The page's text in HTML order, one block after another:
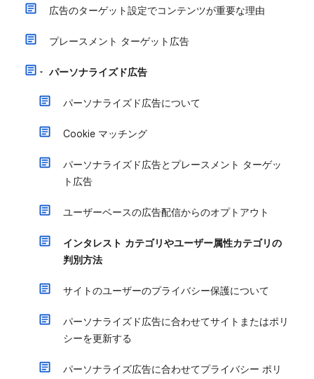
広告のターゲット設定でコンテンツが重要な理由
プレースメント ターゲット広告
パーソナライズド広告
パーソナライズド広告について
Cookie マッチング
パーソナライズド広告とプレースメント ターゲッ
ト広告
ユーザーベースの広告配信からのオプトアウト
インタレスト カテゴリやユーザー属性カテゴリの
判別方法
サイトのユーザーのプライバシー保護について
パーソナライズド広告に合わせてサイトまたはポリ
シーを更新する
パーソナライズ広告に合わせてプライバシー ポリ